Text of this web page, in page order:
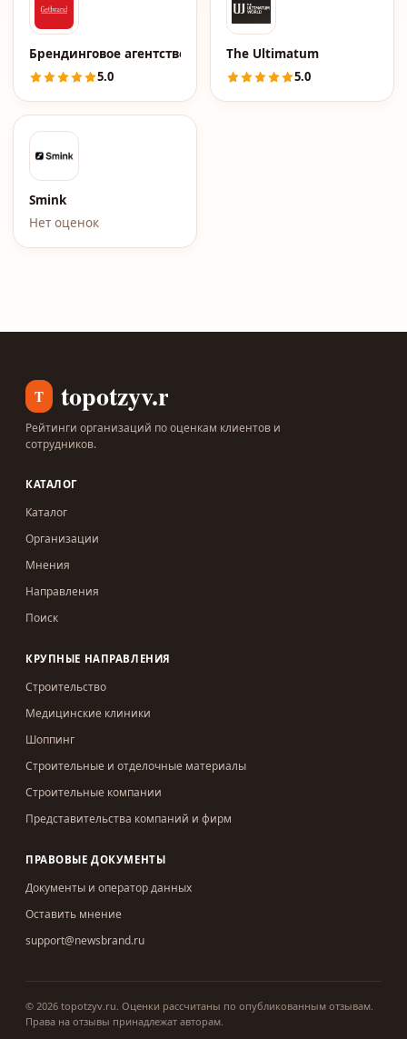
Брендинговое агентство Getbrand
5.0
The Ultimatum
5.0
Smink
Нет оценок
T topotzyv.ru
Рейтинги организаций по оценкам клиентов и
сотрудников.
КАТАЛОГ
Каталог
Организации
Мнения
Направления
Поиск
КРУПНЫЕ НАПРАВЛЕНИЯ
Строительство
Медицинские клиники
Шоппинг
Строительные и отделочные материалы
Строительные компании
Представительства компаний и фирм
ПРАВОВЫЕ ДОКУМЕНТЫ
Документы и оператор данных
Оставить мнение
support@newsbrand.ru
© 2026 topotzyv.ru. Оценки рассчитаны по опубликованным отзывам.
Права на отзывы принадлежат авторам.